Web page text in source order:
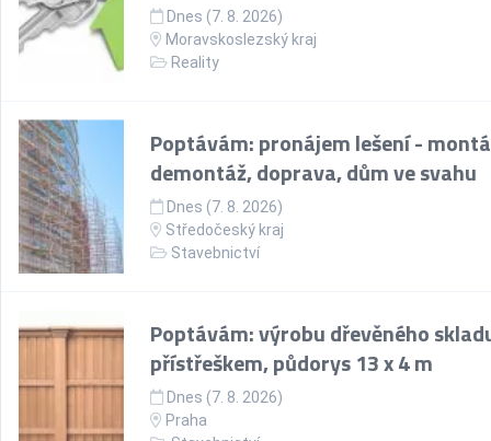
Dnes (7. 8. 2026)
Moravskoslezský kraj
Reality
Poptávám: pronájem lešení -
demontáž, doprava, dům ve svahu
Dnes (7. 8. 2026)
Středočeský kraj
Stavebnictví
Poptávám: výrobu dřevěného
přístřeškem, půdorys 13 x 4 m
Dnes (7. 8. 2026)
Praha